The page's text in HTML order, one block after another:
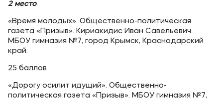
2 место
«Время молодых». Общественно-политическая
газета «Призыв». Кириакидис Иван Савельевич.
МБОУ гимназия №7, город Крымск, Краснодарский
край.
25 баллов
«Дорогу осилит идущий». Общественно-
политическая газета «Призыв». МБОУ гимназия №7,